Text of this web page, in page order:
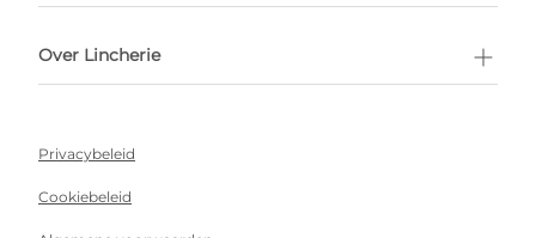
Over Lincherie
Privacybeleid
Cookiebeleid